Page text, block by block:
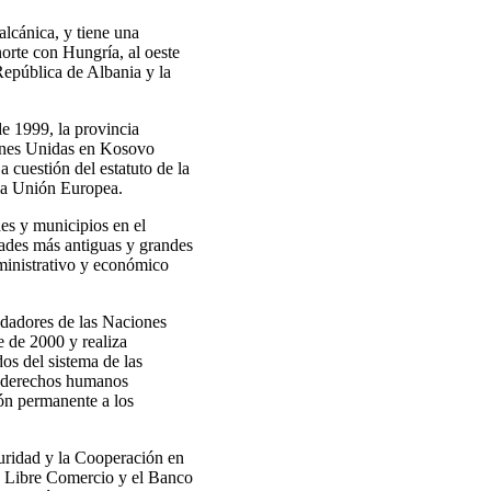
y tiene una
con Hungría, al oeste
de Albania y la
1999, la provincia
Unidas en Kosovo
del estatuto de la
Unión Europea.
y municipios en el
más antiguas y grandes
y económico
de las Naciones
de 2000 y realiza
del sistema de las
humanos
permanente a los
y la Cooperación en
Libre Comercio y el Banco